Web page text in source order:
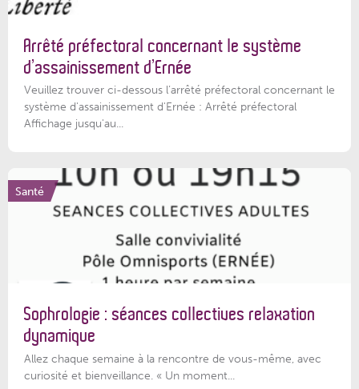
Arrêté préfectoral concernant le système
d’assainissement d’Ernée
Veuillez trouver ci-dessous l’arrêté préfectoral concernant le
système d'assainissement d'Ernée : Arrêté préfectoral
Affichage jusqu'au...
Santé
Sophrologie : séances collectives relaxation
dynamique
Allez chaque semaine à la rencontre de vous-même, avec
curiosité et bienveillance. « Un moment...